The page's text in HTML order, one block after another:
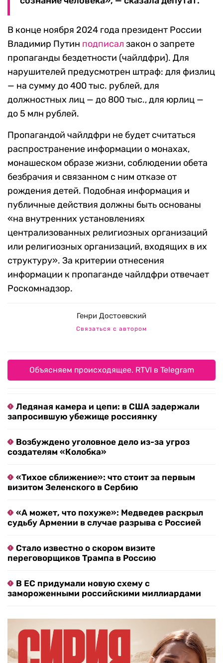
В конце ноября 2024 года президент России
Владимир Путин подписал закон о запрете
пропаганды бездетности (чайлдфри). Для
нарушителей предусмотрен штраф: для физлиц
— на сумму до 400 тыс. рублей, для
должностных лиц — до 800 тыс., для юрлиц —
до 5 млн рублей.
Пропагандой чайлдфри не будет считаться
распространение информации о монахах,
монашеском образе жизни, соблюдении обета
безбрачия и связанном с ним отказе от
рождения детей. Подобная информация и
публичные действия должны быть основаны
«на внутренних установлениях
централизованных религиозных организаций
или религиозных организаций, входящих в их
структуру». За критерии отнесения
информации к пропаганде чайлдфри отвечает
Роскомнадзор.
Генри Достоевский
Связаться с автором
Объясняем происходящее. RTVI в Telegram
Ледяная камера и цепи: в США задержали
запросившую убежище россиянку
Возбуждено уголовное дело из-за угроз
создателям «Колобка»
«Тихое сближение»: что стоит за первым
визитом Зеленского в Сербию
«А может, что похуже»: Медведев раскрыл
судьбу Армении в случае разрыва с Россией
Стало известно о скором визите
переговорщиков Трампа в Россию
В ЕС придумали новую схему с
замороженными российскими миллиардами